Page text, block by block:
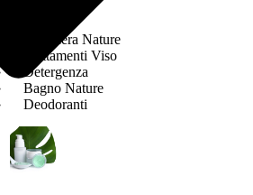
Maschera Nature
Trattamenti Viso
Detergenza
Bagno Nature
Deodoranti